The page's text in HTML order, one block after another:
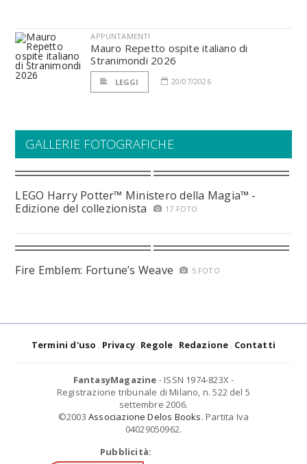
APPUNTAMENTI
Mauro Repetto ospite italiano di
Stranimondi 2026
LEGGI 20/07/2026
GALLERIE FOTOGRAFICHE
LEGO Harry Potter™ Ministero della Magia™ -
Edizione del collezionista
17 FOTO
Fire Emblem: Fortune’s Weave 5 FOTO
Termini d'uso Privacy Regole Redazione Contatti
FantasyMagazine - ISSN 1974-823X -
Registrazione tribunale di Milano, n. 522 del 5
settembre 2006.
©2003 Associazione Delos Books. Partita Iva
04029050962.
Pubblicità: